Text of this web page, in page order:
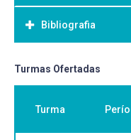
A disciplina tem por
elaboração do projeto
Bibliografia
Bibliografia Básica:
A definir conforme
Turmas Ofertadas
Turma